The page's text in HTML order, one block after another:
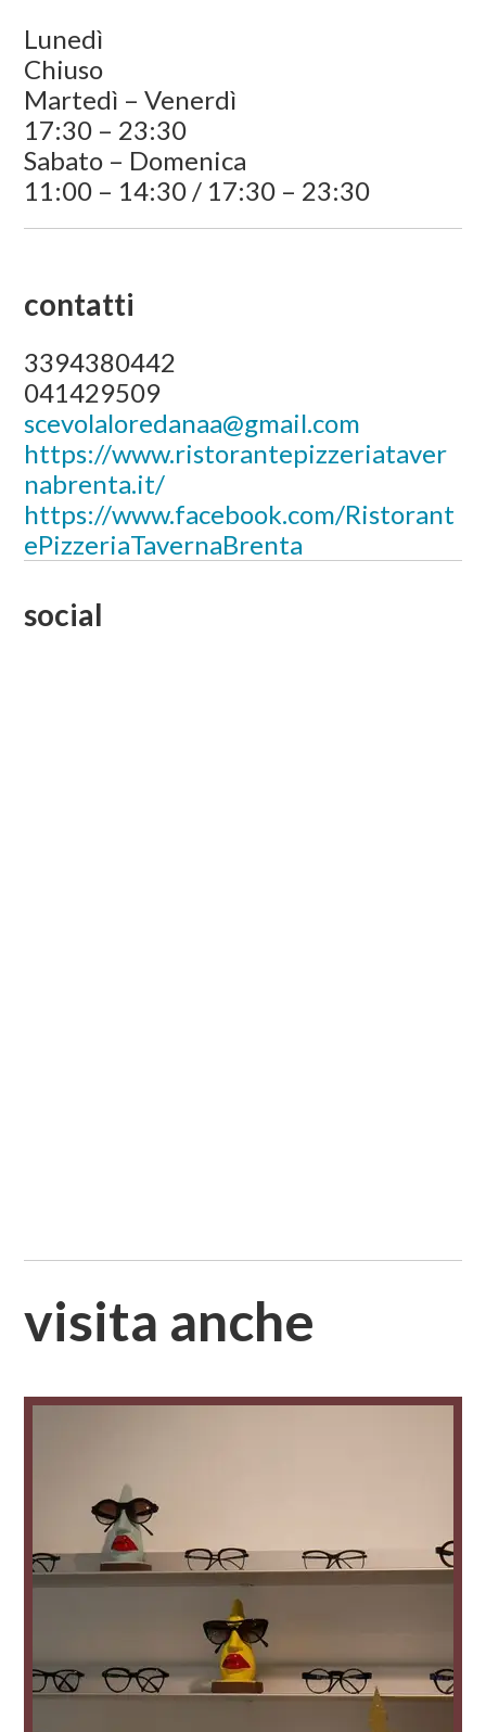
Lunedì
Chiuso
Martedì – Venerdì
17:30 – 23:30
Sabato – Domenica
11:00 – 14:30 / 17:30 – 23:30
contatti
3394380442
041429509
scevolaloredanaa@gmail.com
https://www.ristorantepizzeriataver
nabrenta.it/
https://www.facebook.com/Ristorant
ePizzeriaTavernaBrenta
social
visita anche